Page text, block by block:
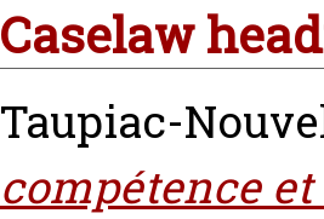
Caselaw
Taupiac-
compétence